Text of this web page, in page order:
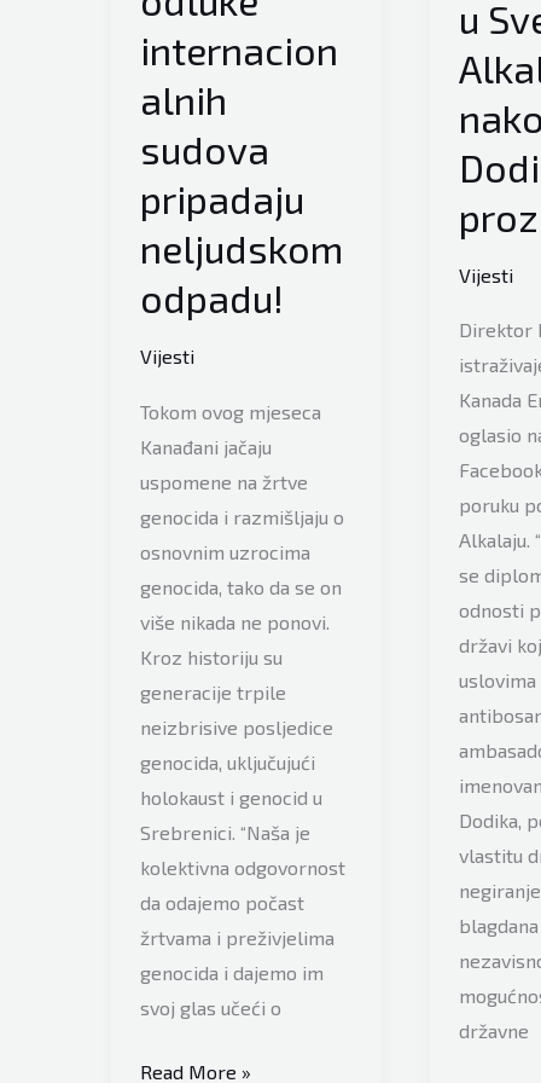
internacion
alnih
sudova
pripadaju
neljudskom
odpadu!
Vijesti
Tokom ovog mjeseca
Kanađani jačaju
uspomene na žrtve
genocida i razmišljaju o
osnovnim uzrocima
genocida, tako da se on
više nikada ne ponovi.
Kroz historiju su
generacije trpile
neizbrisive posljedice
genocida, uključujući
holokaust i genocid u
Srebrenici. “Naša je
kolektivna odgovornost
da odajemo počast
žrtvama i preživjelima
genocida i dajemo im
svoj glas učeći o
Institut
Read More »
u
Vijesti
Direktor
Kanada
oglasio
poruku
Alkalaju.
se
odnosti
državi
uslovima
Dodika,
vlastitu
blagdana
državne